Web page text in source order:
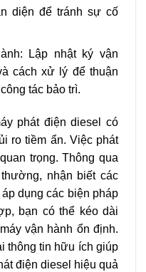
diện để tránh sự cố
Lập nhật ký vận
cách xử lý để thuận
tác bảo trì.
phát điện diesel có
ro tiềm ẩn. Việc phát
trọng. Thông qua
nhận biết các
dụng các biện pháp
bạn có thể kéo dài
vận hành ổn định.
thông tin hữu ích giúp
điện diesel hiệu quả